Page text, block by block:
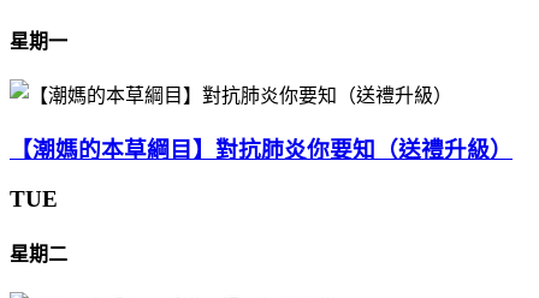
星期一
【潮媽的本草綱目】對抗肺炎你要知（送禮升級）
TUE
星期二